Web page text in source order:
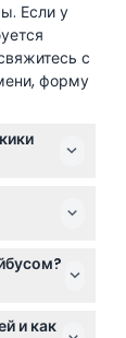
Если у
с
форму
Синяя
15:00,
13:30, и
а
и как